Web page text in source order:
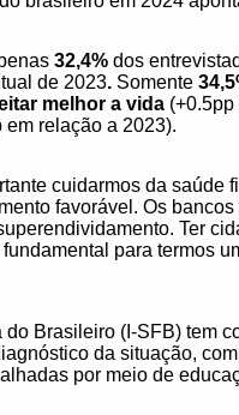
32,4% dos
de 2023. Somente
melhor a vida
em relação a 2023).
cuidarmos da
favorável. Os
Ter
para termos
Brasileiro (I-SFB) tem
da situação,
por meio de